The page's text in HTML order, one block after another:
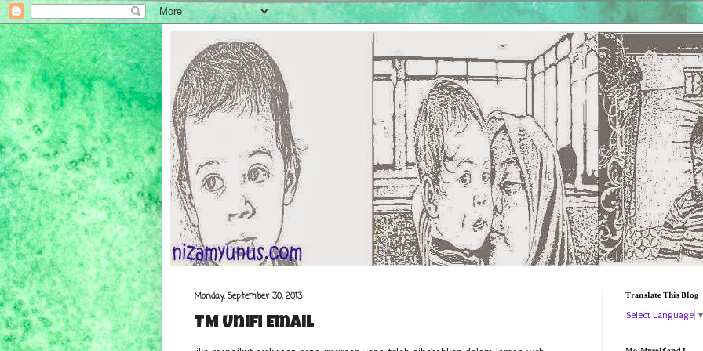
Monday, September 30, 2013
TM Unifi Email
Translate This Blog
Select Language